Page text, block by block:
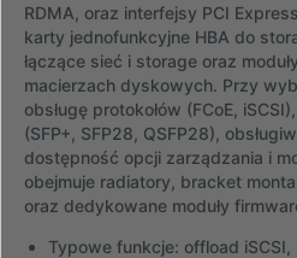
RDMA, oraz interfejsy PCI
karty jednofunkcyjne HBA do
łączące sieć i storage oraz
macierzach dyskowych. Przy
obsługę protokołów (FCoE,
(SFP+, SFP28, QSFP28),
dostępność opcji zarządzania i
obejmuje radiatory, bracket
oraz dedykowane moduły
Typowe funkcje: offload iSCSI,